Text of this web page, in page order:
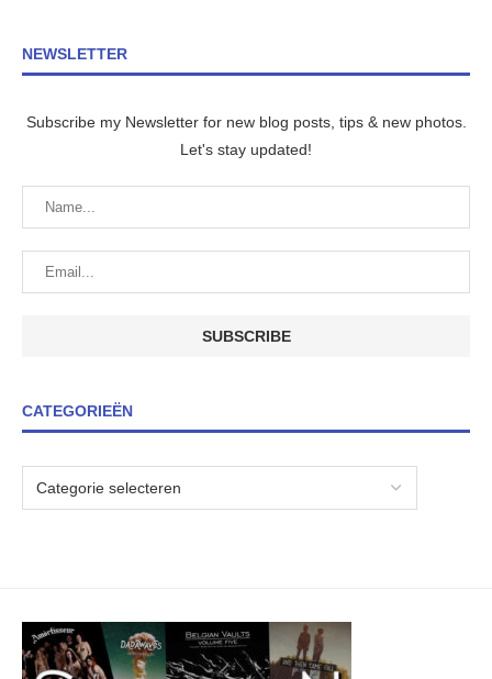
NEWSLETTER
Subscribe my Newsletter for new blog posts, tips & new photos.
Let's stay updated!
CATEGORIEËN